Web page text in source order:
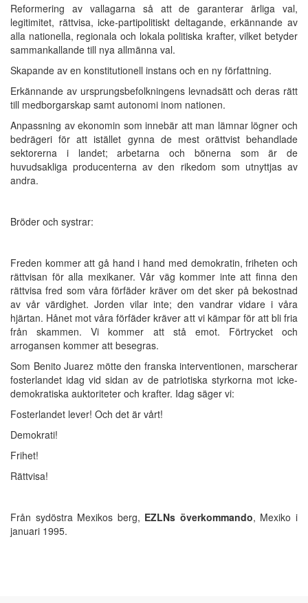
Reformering av vallagarna så att de garanterar ärliga val,
legitimitet, rättvisa, icke-partipolitiskt deltagande, erkännande av
alla nationella, regionala och lokala politiska krafter, vilket betyder
sammankallande till nya allmänna val.
Skapande av en konstitutionell instans och en ny författning.
Erkännande av ursprungsbefolkningens levnadsätt och deras rätt
till medborgarskap samt autonomi inom nationen.
Anpassning av ekonomin som innebär att man lämnar lögner och
bedrägeri för att istället gynna de mest orättvist behandlade
sektorerna i landet; arbetarna och bönerna som är de
huvudsakliga producenterna av den rikedom som utnyttjas av
andra.
Bröder och systrar:
Freden kommer att gå hand i hand med demokratin, friheten och
rättvisan för alla mexikaner. Vår väg kommer inte att finna den
rättvisa fred som våra förfäder kräver om det sker på bekostnad
av vår värdighet. Jorden vilar inte; den vandrar vidare i våra
hjärtan. Hånet mot våra förfäder kräver att vi kämpar för att bli fria
från skammen. Vi kommer att stå emot. Förtrycket och
arrogansen kommer att besegras.
Som Benito Juarez mötte den franska interventionen, marscherar
fosterlandet idag vid sidan av de patriotiska styrkorna mot icke-
demokratiska auktoriteter och krafter. Idag säger vi:
Fosterlandet lever! Och det är vårt!
Demokrati!
Frihet!
Rättvisa!
Från sydöstra Mexikos berg, EZLNs överkommando, Mexiko i
januari 1995.